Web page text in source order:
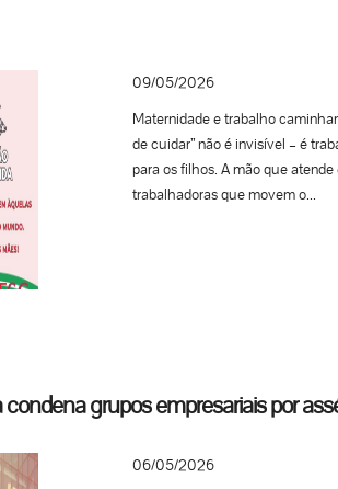
09/05/2026
Maternidade e trabalho
de cuidar” não é invisível – é
para os filhos. A mão que
trabalhadoras que movem o...
condena grupos empresariais por
06/05/2026